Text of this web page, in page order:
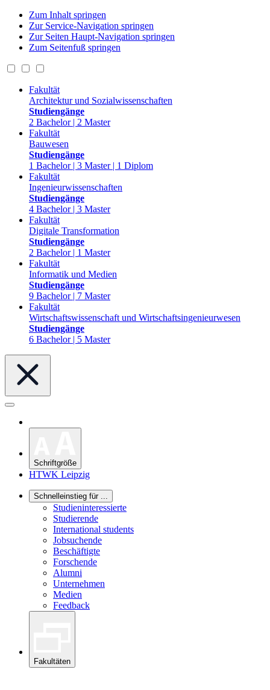
Zum Inhalt springen
Zur Service-Navigation springen
Zur Seiten Haupt-Navigation springen
Zum Seitenfuß springen
Fakultät
Architektur und Sozialwissenschaften
Studiengänge
2 Bachelor | 2 Master
Fakultät
Bauwesen
Studiengänge
1 Bachelor | 3 Master | 1 Diplom
Fakultät
Ingenieurwissenschaften
Studiengänge
4 Bachelor | 3 Master
Fakultät
Digitale Transformation
Studiengänge
2 Bachelor | 1 Master
Fakultät
Informatik und Medien
Studiengänge
9 Bachelor | 7 Master
Fakultät
Wirtschaftswissenschaft und Wirtschaftsingenieurwesen
Studiengänge
6 Bachelor | 5 Master
Schriftgröße
HTWK Leipzig
Schnelleinstieg für ...
Studieninteressierte
Studierende
International students
Jobsuchende
Beschäftigte
Forschende
Alumni
Unternehmen
Medien
Feedback
Fakultäten